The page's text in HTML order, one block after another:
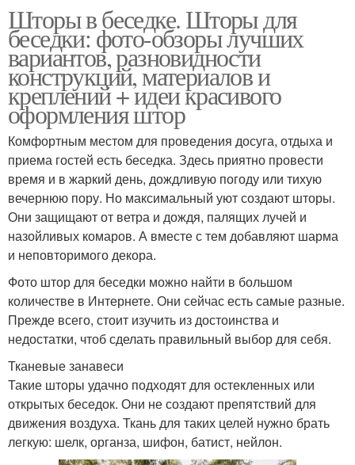
Шторы в беседке. Шторы для
беседки: фото-обзоры лучших
вариантов, разновидности
конструкций, материалов и
креплений + идеи красивого
оформления штор
Комфортным местом для проведения досуга, отдыха и
приема гостей есть беседка. Здесь приятно провести
время и в жаркий день, дождливую погоду или тихую
вечернюю пору. Но максимальный уют создают шторы.
Они защищают от ветра и дождя, палящих лучей и
назойливых комаров. А вместе с тем добавляют шарма
и неповторимого декора.
Фото штор для беседки можно найти в большом
количестве в Интернете. Они сейчас есть самые разные.
Прежде всего, стоит изучить из достоинства и
недостатки, чтоб сделать правильный выбор для себя.
Тканевые занавеси
Такие шторы удачно подходят для остекленных или
открытых беседок. Они не создают препятствий для
движения воздуха. Ткань для таких целей нужно брать
легкую: шелк, органза, шифон, батист, нейлон.